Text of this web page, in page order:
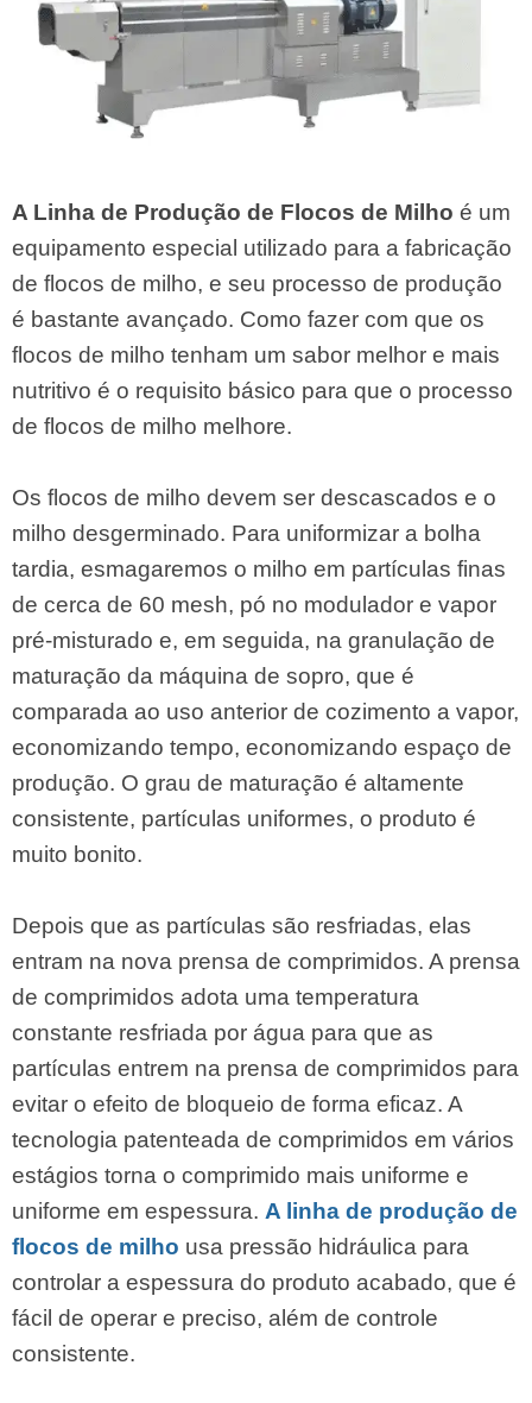
A Linha de Produção de Flocos de Milho é um
equipamento especial utilizado para a fabricação
de flocos de milho, e seu processo de produção
é bastante avançado. Como fazer com que os
flocos de milho tenham um sabor melhor e mais
nutritivo é o requisito básico para que o processo
de flocos de milho melhore.
Os flocos de milho devem ser descascados e o
milho desgerminado. Para uniformizar a bolha
tardia, esmagaremos o milho em partículas finas
de cerca de 60 mesh, pó no modulador e vapor
pré-misturado e, em seguida, na granulação de
maturação da máquina de sopro, que é
comparada ao uso anterior de cozimento a vapor,
economizando tempo, economizando espaço de
produção. O grau de maturação é altamente
consistente, partículas uniformes, o produto é
muito bonito.
Depois que as partículas são resfriadas, elas
entram na nova prensa de comprimidos. A prensa
de comprimidos adota uma temperatura
constante resfriada por água para que as
partículas entrem na prensa de comprimidos para
evitar o efeito de bloqueio de forma eficaz. A
tecnologia patenteada de comprimidos em vários
estágios torna o comprimido mais uniforme e
uniforme em espessura. A linha de produção de
flocos de milho usa pressão hidráulica para
controlar a espessura do produto acabado, que é
fácil de operar e preciso, além de controle
consistente.